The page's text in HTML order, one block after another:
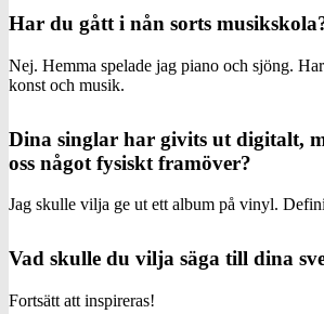
Har du gått i nån sorts
Nej. Hemma spelade jag piano och sjöng.
konst och musik.
Dina singlar har givits ut digitalt,
oss något fysiskt framöver?
Jag skulle vilja ge ut ett album på vinyl.
Vad skulle du vilja säga till dina
Fortsätt att inspireras!